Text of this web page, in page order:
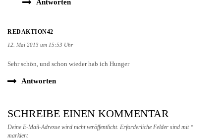
Antworten
REDAKTION42
12. Mai 2013 um 15:53 Uhr
Sehr schön, und schon wieder hab ich Hunger
Antworten
SCHREIBE EINEN KOMMENTAR
Deine E-Mail-Adresse wird nicht veröffentlicht. Erforderliche Felder sind mit *
markiert